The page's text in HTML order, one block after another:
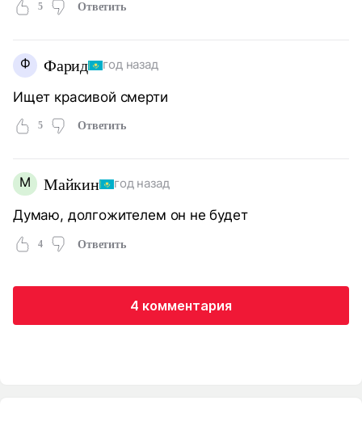
5 Ответить
Ф Фарид год назад
Ищет красивой смерти
5 Ответить
М Майкин год назад
Думаю, долгожителем он не будет
4 Ответить
4 комментария